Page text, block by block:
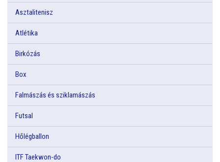
Asztalitenisz
Atlétika
Birkózás
Box
Falmászás és sziklamászás
Futsal
Hőlégballon
ITF Taekwon-do